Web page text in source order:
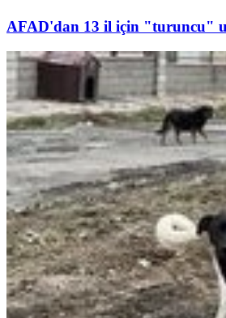
AFAD'dan 13 il için "turuncu"